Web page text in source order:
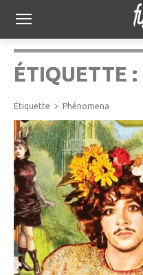
ÉTIQUETTE :
Étiquette Phénomena